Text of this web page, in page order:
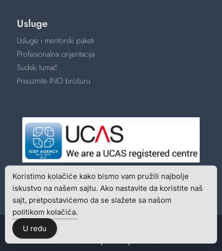
Usluge
Usluge i mentorski paketi
Profesionalna orijentacija
Sudski tumač
Preuzmite INO brošuru
Ino Edukacija © 2025. Sva prava zadržana. | Design
and development byRunika.
Koristimo kolačiće kako bismo vam pružili najbolje
iskustvo na našem sajtu. Ako nastavite da koristite naš
sajt, pretpostavićemo da se slažete sa našom
politikom kolačića.
U redu